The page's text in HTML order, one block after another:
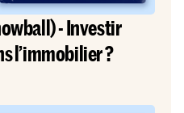
- Investir
l’immobilier ?